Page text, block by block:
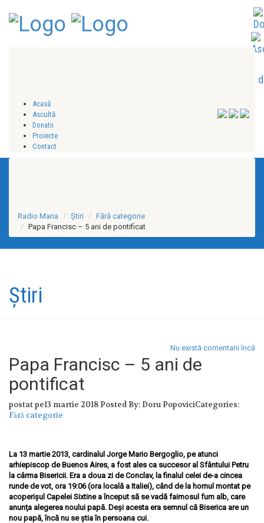
Acasă
Ascultă
Donatii
Proiecte
Contact
Radio Maria Ştiri
Fără categorie
Papa Francisc – 5 ani de pontificat
Ştiri
Nu există comentarii încă
Papa Francisc – 5 ani de
pontificat
postat pe13 martie 2018 Posted By: Doru PopoviciCategories:
Fără categorie
La 13 martie 2013, cardinalul Jorge Mario Bergoglio, pe atunci
arhiepiscop de Buenos Aires, a fost ales ca succesor al Sfântului Petru
la cârma Bisericii. Era a doua zi de Conclav, la finalul celei de-a cincea
runde de vot, ora 19:06 (ora locală a Italiei), când de la hornul montat pe
acoperişul Capelei Sixtine a început să se vadă faimosul fum alb, care
anunţa alegerea noului papă. Deși acesta era semnul că Biserica are un
nou papă, încă nu se știa în persoana cui.